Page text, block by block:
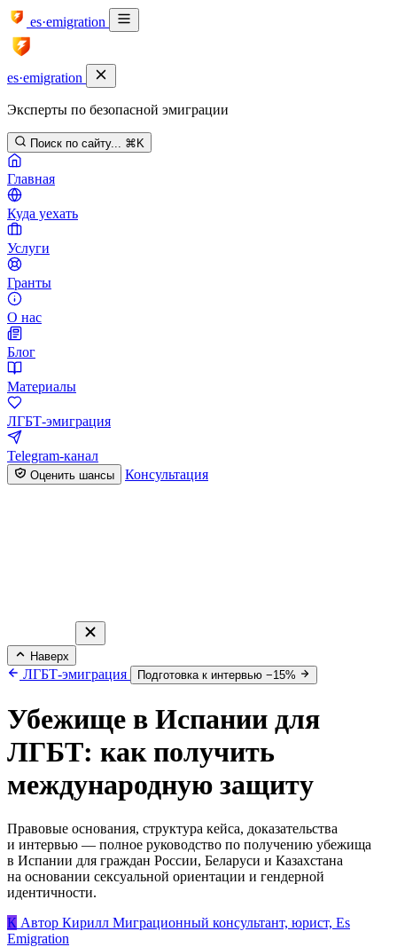
es·emigration
es·emigration
Эксперты по безопасной эмиграции
Поиск по сайту... ⌘K
Главная
Куда уехать
Услуги
Гранты
О нас
Блог
Материалы
ЛГБТ-эмиграция
Telegram-канал
Оценить шансы Консультация
Наверх
ЛГБТ-эмиграция Подготовка к интервью −15%
Убежище в Испании для
ЛГБТ: как получить
международную защиту
Правовые основания, структура кейса, доказательства
и интервью — полное руководство по получению убежища
в Испании для граждан России, Беларуси и Казахстана
на основании сексуальной ориентации и гендерной
идентичности.
К Автор Кирилл Миграционный консультант, юрист, Es
Emigration